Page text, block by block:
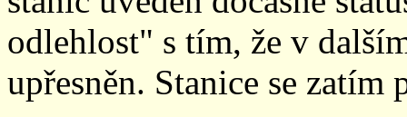
odlehlost" s tím, že v
upřesněn. Stanice se zatím